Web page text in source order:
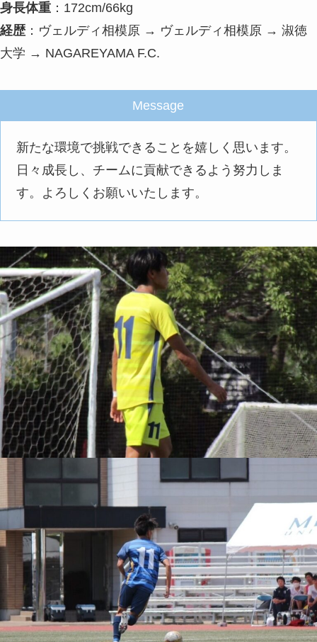
身長体重 ：172cm/66kg
経歴 ：ヴェルディ相模原 → ヴェルディ相模原 → 淑徳
大学 → NAGAREYAMA F.C.
Message
新たな環境で挑戦できることを嬉しく思います。
日々成長し、チームに貢献できるよう努力しま
す。よろしくお願いいたします。